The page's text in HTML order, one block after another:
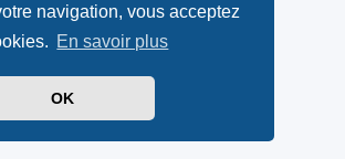
navigation, vous acceptez
En savoir plus
OK